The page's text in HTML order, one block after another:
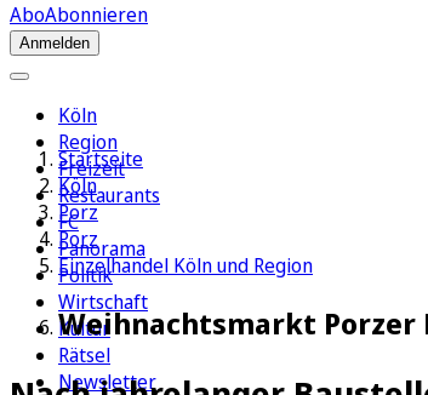
AboAbonnieren
Anmelden
Köln
Region
Freizeit
Restaurants
FC
Panorama
Politik
Wirtschaft
Kultur
Rätsel
Newsletter
Startseite
Köln
Porz
Porz
Einzelhandel Köln und Region
Weihnachtsmarkt